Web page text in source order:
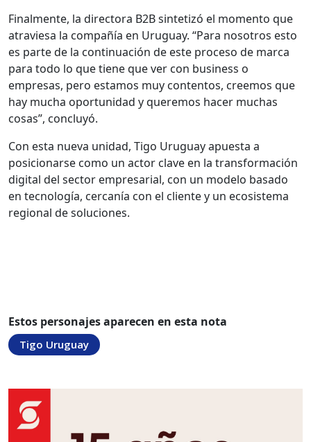
Finalmente, la directora B2B sintetizó el momento que
atraviesa la compañía en Uruguay. “Para nosotros esto
es parte de la continuación de este proceso de marca
para todo lo que tiene que ver con business o
empresas, pero estamos muy contentos, creemos que
hay mucha oportunidad y queremos hacer muchas
cosas”, concluyó.
Con esta nueva unidad, Tigo Uruguay apuesta a
posicionarse como un actor clave en la transformación
digital del sector empresarial, con un modelo basado
en tecnología, cercanía con el cliente y un ecosistema
regional de soluciones.
Estos personajes aparecen en esta nota
Tigo Uruguay